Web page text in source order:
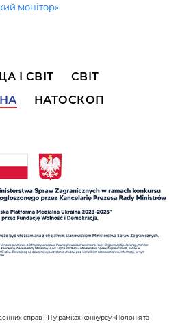
монітор»
І СВІТ
СВІТ
НАТОСКОП
справ РП у рамках конкурсу «Полонія та